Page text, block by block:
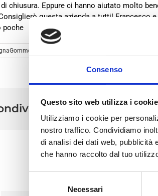
Consenso
Questo sito web utilizza i cookie
Utilizziamo i cookie per
nostro traffico. Condividiamo
di analisi dei dati web, pubblicità
che hanno raccolto dal tuo
Necessari
di chiusura. Eppure ci hanno aiutato molto
questa azienda a tutti! Francesco
poche
sui social